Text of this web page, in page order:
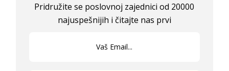
Pridružite se poslovnoj zajednici od 20000
najuspešnijih i čitajte nas prvi